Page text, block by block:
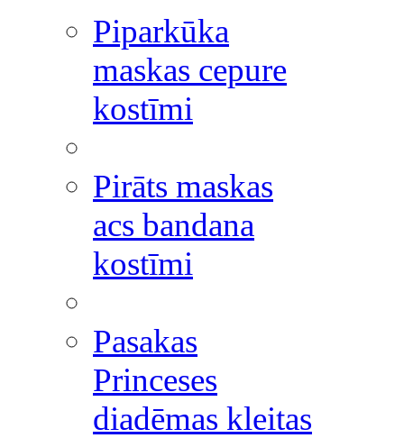
Piparkūka
maskas cepure
kostīmi
Pirāts maskas
acs bandana
kostīmi
Pasakas
Princeses
diadēmas kleitas